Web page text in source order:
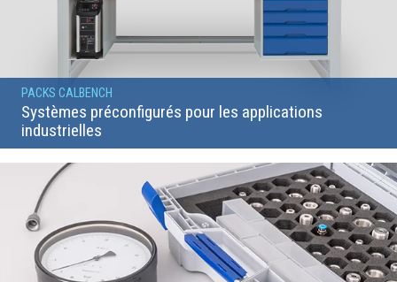
PACKS CALBENCH
Systèmes préconfigurés pour les applications
industrielles